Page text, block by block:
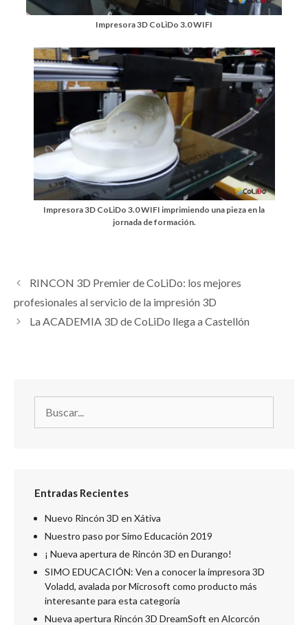
Impresora 3D CoLiDo 3.0 WIFI
Impresora 3D CoLiDo 3.0 WIFI imprimiendo una pieza en la
jornada de formación.
RINCON 3D Premier de CoLiDo: los mejores
profesionales al servicio de la impresión 3D
La ACADEMIA 3D de CoLiDo llega a Castellón
Entradas Recientes
Nuevo Rincón 3D en Xátiva
Nuestro paso por Simo Educación 2019
¡ Nueva apertura de Rincón 3D en Durango!
SIMO EDUCACIÓN: Ven a conocer la impresora 3D
Voladd, avalada por Microsoft como producto más
interesante para esta categoría
Nueva apertura Rincón 3D DreamSoft en Alcorcón